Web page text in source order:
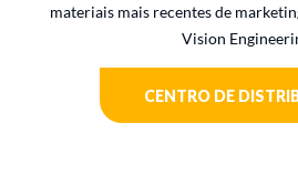
materiais mais recentes de
Vision
CENTRO DE